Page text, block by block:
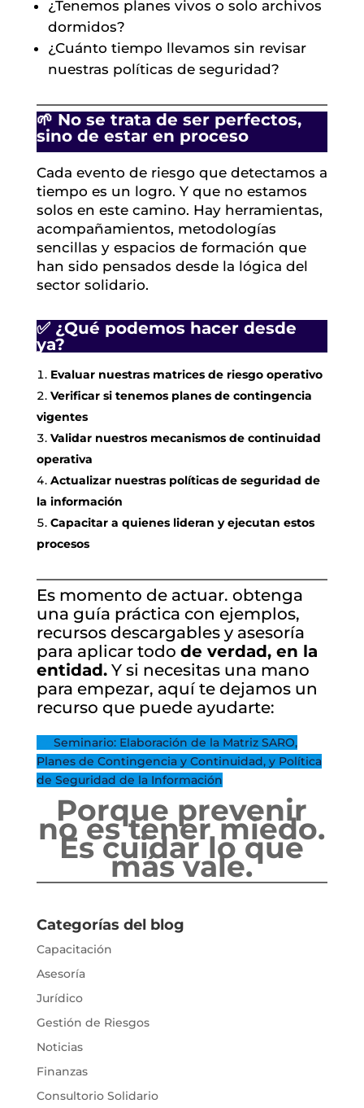
¿Tenemos planes vivos o solo archivos
dormidos?
¿Cuánto tiempo llevamos sin revisar
nuestras políticas de seguridad?
🌱 No se trata de ser perfectos,
sino de estar en proceso
Cada evento de riesgo que detectamos a
tiempo es un logro. Y que no estamos
solos en este camino. Hay herramientas,
acompañamientos, metodologías
sencillas y espacios de formación que
han sido pensados desde la lógica del
sector solidario.
✅ ¿Qué podemos hacer desde
ya?
Evaluar nuestras matrices de riesgo operativo
Verificar si tenemos planes de contingencia
vigentes
Validar nuestros mecanismos de continuidad
operativa
Actualizar nuestras políticas de seguridad de
la información
Capacitar a quienes lideran y ejecutan estos
procesos
Es momento de actuar. obtenga
una guía práctica con ejemplos,
recursos descargables y asesoría
para aplicar todo de verdad, en la
entidad.Y si necesitas una mano
para empezar, aquí te dejamos un
recurso que puede ayudarte:
Seminario: Elaboración de la Matriz SARO,
Planes de Contingencia y Continuidad, y Política
de Seguridad de la Información
Porque prevenir
no es tener miedo.
Es cuidar lo que
más vale.
Categorías del blog
Capacitación
Asesoría
Jurídico
Gestión de Riesgos
Noticias
Finanzas
Consultorio Solidario